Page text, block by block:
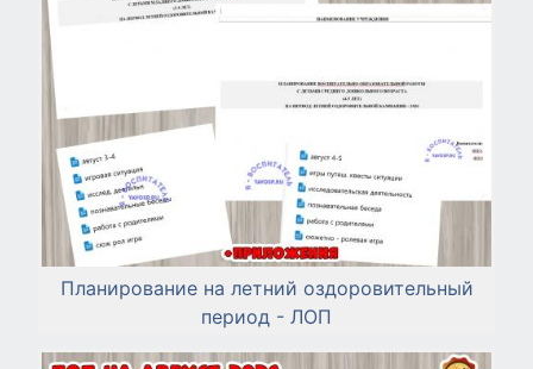
Планирование на летний оздоровительный
период - ЛОП